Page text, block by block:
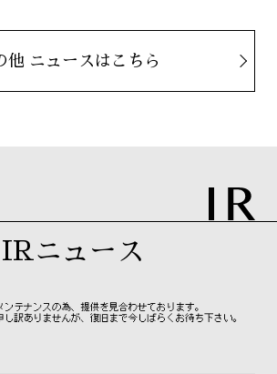
他 ニュースはこちら
IRニュース